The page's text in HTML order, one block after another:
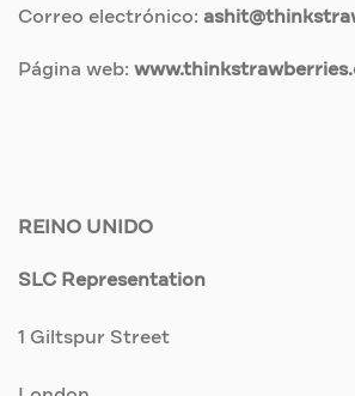
Correo electrónico:
Página web:
REINO UNIDO
SLC Representation
1 Giltspur Street